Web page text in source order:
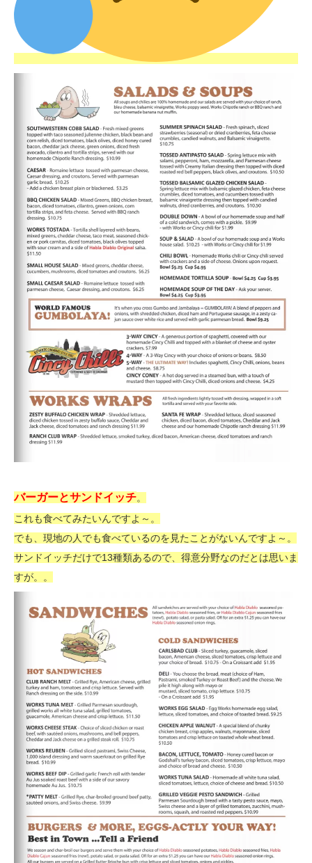
バーガーとサンドイッチ。
これも食べてみたいんですよ～。
でも、現地の人でも食べているのを見たことがないんですよ～。
サンドイッチだけで13種類あるので、得意分野なのだとは思いま
すが。。